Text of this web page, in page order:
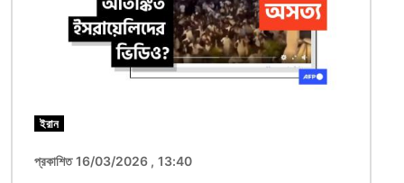
ইরান
প্রকাশিত 16/03/2026 , 13:40